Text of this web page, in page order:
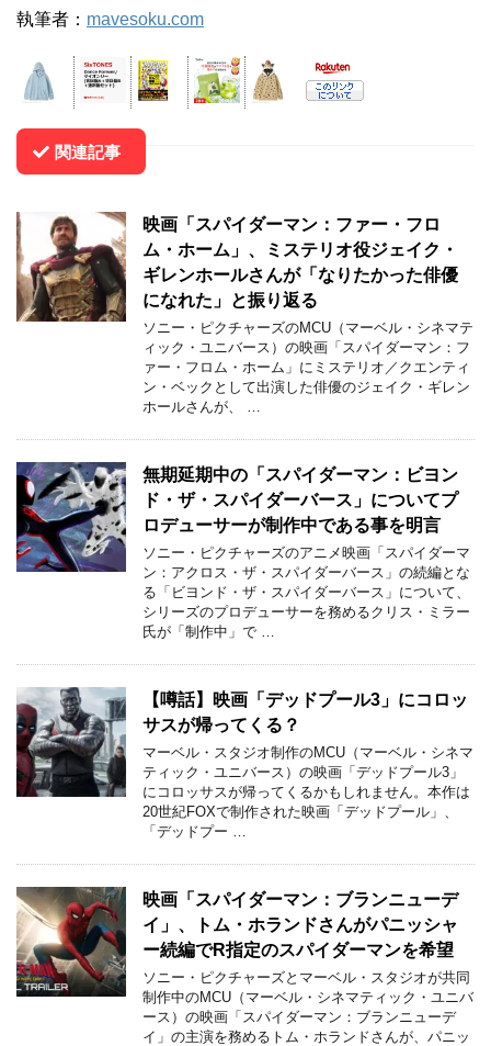
執筆者： mavesoku.com
関連記事
映画「スパイダーマン：ファー・フロ
ム・ホーム」、ミステリオ役ジェイク・
ギレンホールさんが「なりたかった俳優
になれた」と振り返る
ソニー・ピクチャーズのMCU（マーベル・シネマテ
ィック・ユニバース）の映画「スパイダーマン：フ
ァー・フロム・ホーム」にミステリオ／クエンティ
ン・ベックとして出演した俳優のジェイク・ギレン
ホールさんが、 …
無期延期中の「スパイダーマン：ビヨン
ド・ザ・スパイダーバース」についてプ
ロデューサーが制作中である事を明言
ソニー・ピクチャーズのアニメ映画「スパイダーマ
ン：アクロス・ザ・スパイダーバース」の続編とな
る「ビヨンド・ザ・スパイダーバース」について、
シリーズのプロデューサーを務めるクリス・ミラー
氏が「制作中」で …
【噂話】映画「デッドプール3」にコロッ
サスが帰ってくる？
マーベル・スタジオ制作のMCU（マーベル・シネマ
ティック・ユニバース）の映画「デッドプール3」
にコロッサスが帰ってくるかもしれません。本作は
20世紀FOXで制作された映画「デッドプール」、
「デッドプー …
映画「スパイダーマン：ブランニューデ
イ」、トム・ホランドさんがパニッシャ
ー続編でR指定のスパイダーマンを希望
ソニー・ピクチャーズとマーベル・スタジオが共同
制作中のMCU（マーベル・シネマティック・ユニバ
ース）の映画「スパイダーマン：ブランニューデ
イ」の主演を務めるトム・ホランドさんが、パニッ